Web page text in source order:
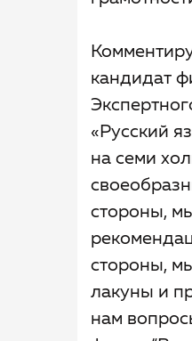
кандидат
«Русский
на семи
стороны,
стороны,
лакуны и
нам